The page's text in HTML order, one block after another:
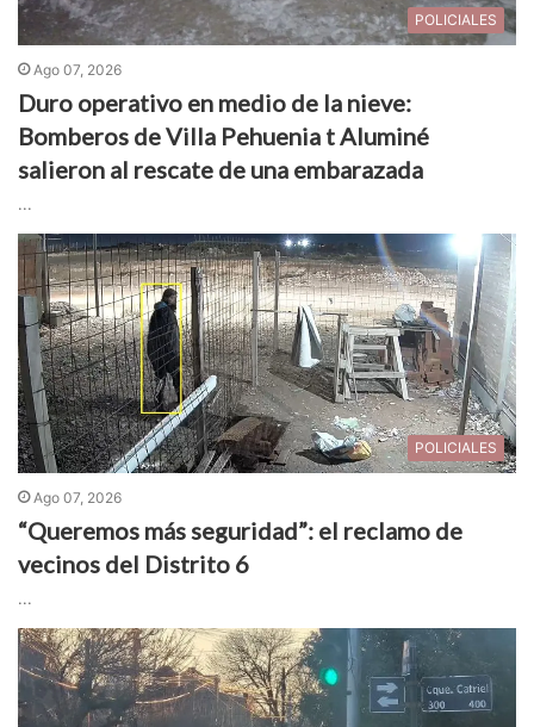
POLICIALES
Ago 07, 2026
Duro operativo en medio de la nieve:
Bomberos de Villa Pehuenia t Aluminé
salieron al rescate de una embarazada
...
POLICIALES
Ago 07, 2026
“Queremos más seguridad”: el reclamo de
vecinos del Distrito 6
...